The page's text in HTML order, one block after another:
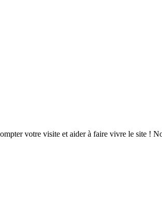
votre visite et aider à faire vivre le site !